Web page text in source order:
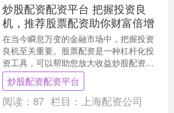
炒股配资配资平台 把握投资良
机，推荐股票配资助你财富倍增
在当今瞬息万变的金融市场中，把握投资
良机至关重要。股票配资是一种杠杆化投
资工具，可以帮助您放大收益炒股配资配
资平台，实现财富倍增。 1. 了解配资平
台：在选择股....
炒股配资配资平台
阅读： 87 栏目： 上海配资公司